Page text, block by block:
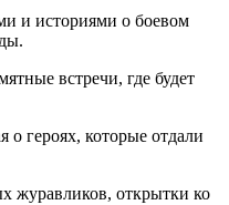
и историями о боевом
встречи, где будет
героях, которые отдали
журавликов, открытки ко